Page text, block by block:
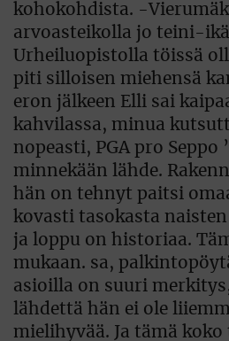
kohokohdista. -
arvoasteikolla jo teini-
Urheiluopistolla töissä
piti silloisen miehensä
eron jälkeen Elli sai
kahvilassa, minua
nopeasti, PGA pro
minnekään lähde.
hän on tehnyt paitsi
kovasti tasokasta
ja loppu on historiaa.
mukaan. sa,
asioilla on suuri
lähdettä hän ei ole
mielihyvää. Ja tämä